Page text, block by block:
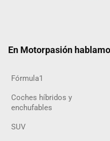
En Motorpasión
Fórmula1
Coches híbridos y
enchufables
SUV